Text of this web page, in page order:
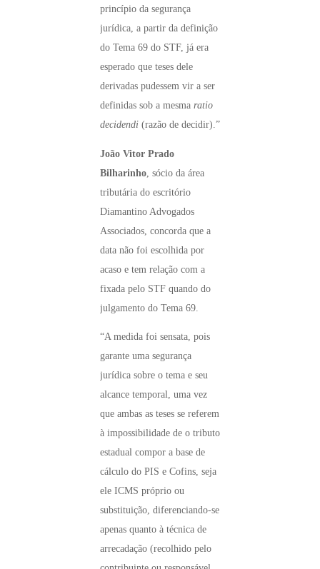
princípio da segurança
jurídica, a partir da definição
do Tema 69 do STF, já era
esperado que teses dele
derivadas pudessem vir a ser
definidas sob a mesma ratio
decidendi (razão de decidir).”
João Vitor Prado
Bilharinho , sócio da área
tributária do escritório
Diamantino Advogados
Associados, concorda que a
data não foi escolhida por
acaso e tem relação com a
fixada pelo STF quando do
julgamento do Tema 69.
“A medida foi sensata, pois
garante uma segurança
jurídica sobre o tema e seu
alcance temporal, uma vez
que ambas as teses se referem
à impossibilidade de o tributo
estadual compor a base de
cálculo do PIS e Cofins, seja
ele ICMS próprio ou
substituição, diferenciando-se
apenas quanto à técnica de
arrecadação (recolhido pelo